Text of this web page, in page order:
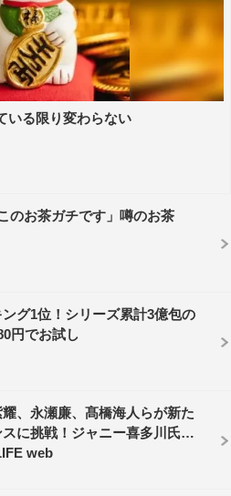
った。１つの仕事が終わって、
中に一番感じた」と多忙なスケ
演出はあるかと問われると、
のところで、謹賀新年って書い
ンで、もともとのせりふが『来
う年が変わったので『今年か
いのを忘れていて、怒られた」
たち。その時の交流を聞かれ
関ジャニ∞の丸山隆平、
平野が「伊野尾君は、テレビで
（笑）」と裏話を明かした。
ままで渡されたという平野、
HiHi Jetsの髙橋優斗が「ジャニ
いる限り変わらない
のお茶ガチです」噂のお茶
グ1位！シリーズ累計3億包の
円でお試し
、永瀬廉、髙橋海人らが新た
に挑戦！ジャニー喜多川氏へ
web